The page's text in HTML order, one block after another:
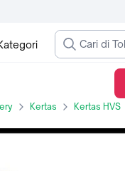
Kertas Kertas HVS